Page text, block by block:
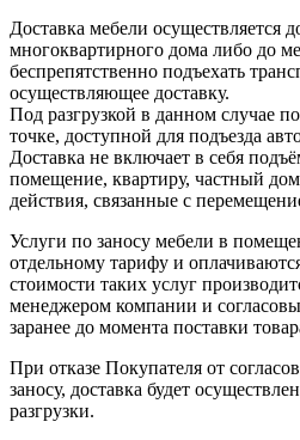
Доставка мебели осуществляется
многоквартирного дома либо до
беспрепятственно подъехать
осуществляющее доставку.
Под разгрузкой в данном случае
точке, доступной для подъезда
Доставка не включает в себя
помещение, квартиру, частный
действия, связанные с
Услуги по заносу мебели в
отдельному тарифу и
стоимости таких услуг
менеджером компании и
заранее до момента поставки
При отказе Покупателя от
заносу, доставка будет
разгрузки.